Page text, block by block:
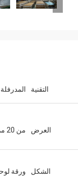
التقنية
العرض من 20 مم إلى 2000 مم
الشكل ورقة